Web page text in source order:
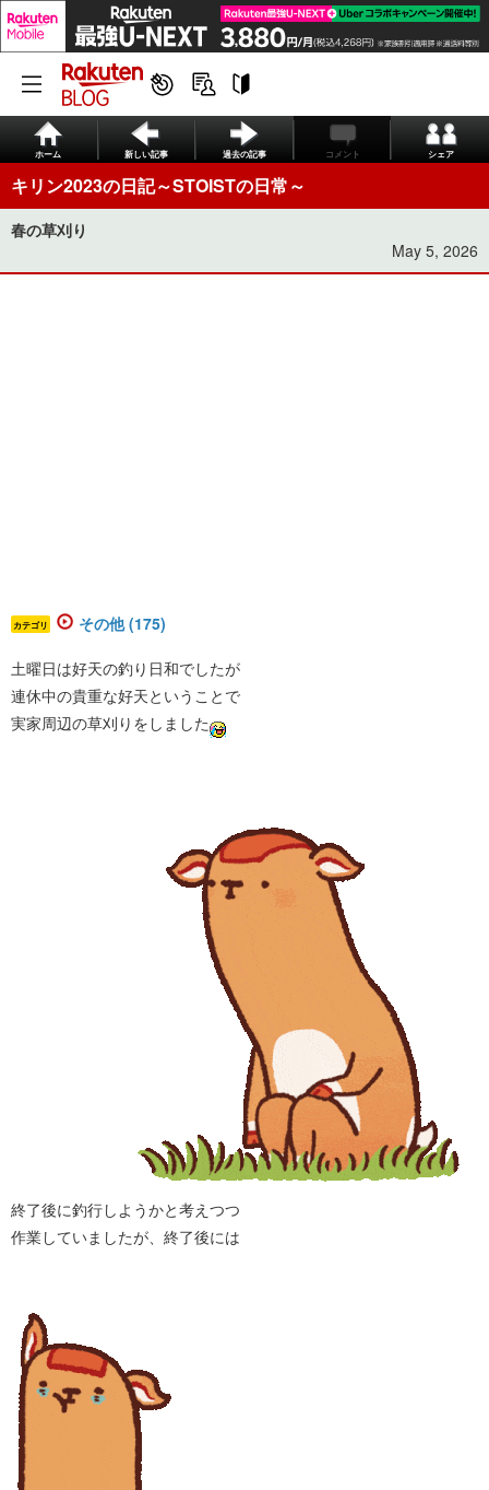
ホーム 新しい記事 過去の記事 コメント シェア
キリン2023の日記～STOISTの日常～
春の草刈り
May 5, 2026
カテゴリ その他 (175)
土曜日は好天の釣り日和でしたが
連休中の貴重な好天ということで
実家周辺の草刈りをしました
終了後に釣行しようかと考えつつ
作業していましたが、終了後には